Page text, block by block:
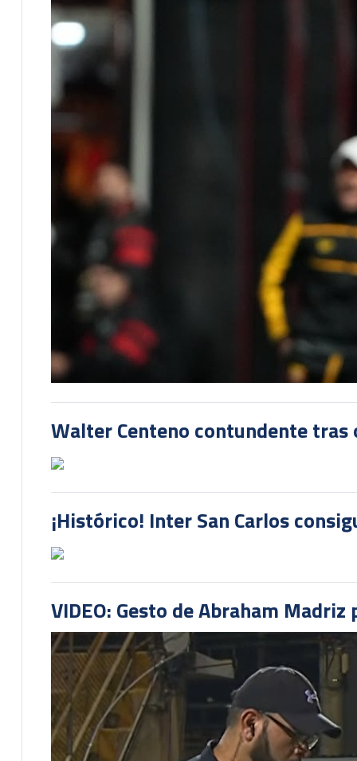
Walter Centeno contundente tras
¡Histórico! Inter San Carlos
VIDEO: Gesto de Abraham